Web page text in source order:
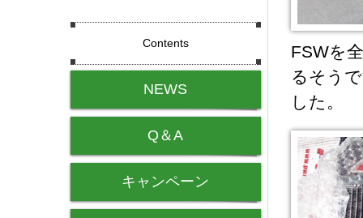
FSWを
るそう
した。
Contents
NEWS
Q＆A
キャンペーン